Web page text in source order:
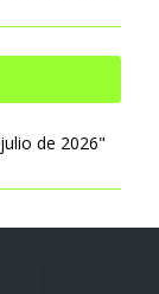
de 2026"